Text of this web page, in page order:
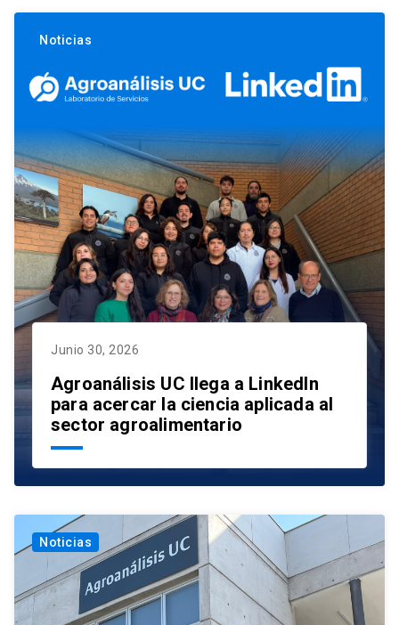
Junio 30, 2026
Agroanálisis UC llega a LinkedIn
para acercar la ciencia aplicada al
sector agroalimentario
Noticias
Noticias